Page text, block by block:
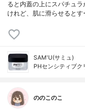
ると内蓋の上にスパチュ
けれど、肌に滑らせると
SAM'U(サミュ)
PHセンシティブク
ののこのこ